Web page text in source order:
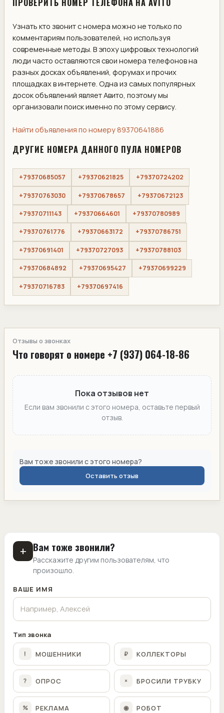
ПРОВЕРИТЬ НОМЕР ТЕЛЕФОНА НА AVITO
Узнать кто звонит с номера можно не только по
комментариям пользователей, но используя
современные методы. В эпоху цифровых технологий
люди часто оставляются свои номера телефонов на
разных досках объявлений, форумах и прочих
площадках в интернете. Одна из самых популярных
досок объявлений являет Авито, поэтому мы
организовали поиск именно по этому сервису.
Найти объявления по номеру 89370641886
ДРУГИЕ НОМЕРА ДАННОГО ПУЛА НОМЕРОВ
+79370685057 +79370621825 +79370724202
+79370763030 +79370678657 +79370672123
+79370711143 +79370664601 +79370780989
+79370761776 +79370663172 +79370786751
+79370691401 +79370727093 +79370788103
+79370684892 +79370695427 +79370699229
+79370716783 +79370697416
Отзывы о звонках
Что говорят о номере +7 (937) 064-18-86
Пока отзывов нет
Если вам звонили с этого номера, оставьте первый
отзыв.
Вам тоже звонили с этого номера?
Оставить отзыв
+ Вам тоже звонили?
Расскажите другим пользователям, что
произошло.
ВАШЕ ИМЯ
Тип звонка
! МОШЕННИКИ ₽ КОЛЛЕКТОРЫ
? ОПРОС × БРОСИЛИ ТРУБКУ
% РЕКЛАМА ◉ РОБОТ